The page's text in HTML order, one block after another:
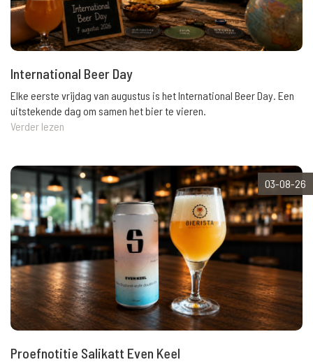
International Beer Day
Elke eerste vrijdag van augustus is het International Beer Day. Een
uitstekende dag om samen het bier te vieren.
Verder lezen
03-08-26
Proefnotitie Salikatt Even Keel